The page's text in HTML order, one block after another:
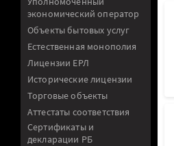
экономический оператор
Объекты бытовых услуг
Естественная монополия
Лицензии ЕРЛ
Исторические лицензии
Торговые объекты
Аттестаты соответствия
Сертификаты и
декларации РБ